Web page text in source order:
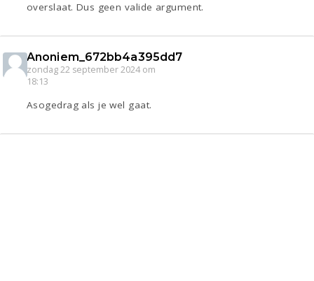
overslaat. Dus geen valide argument.
Anoniem_672bb4a395dd7
zondag 22 september 2024 om
18:13
Asogedrag als je wel gaat.